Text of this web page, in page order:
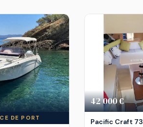
DE PORT
42 000 €
Pacific Craft